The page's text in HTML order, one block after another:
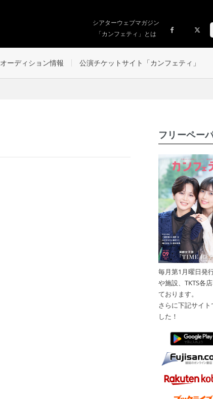
シアターウェブマガジン
「カンフェティ」とは
オーディション情報 公演チケットサイト「カンフェティ」
フリーペー
毎月第1月曜日発
や施設、TKTS各
ております。
さらに下記サイ
した！